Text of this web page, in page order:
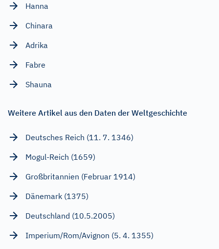
Hanna
Chinara
Adrika
Fabre
Shauna
Weitere Artikel aus den Daten der Weltgeschichte
Deutsches Reich (11. 7. 1346)
Mogul-Reich (1659)
Großbritannien (Februar 1914)
Dänemark (1375)
Deutschland (10.5.2005)
Imperium/Rom/Avignon (5. 4. 1355)